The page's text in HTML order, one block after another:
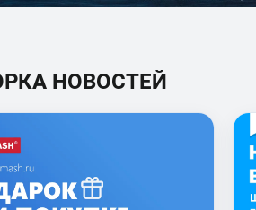
НОВОСТЕЙ